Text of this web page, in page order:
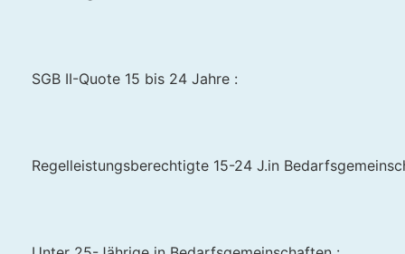
SGB II-Quote 15 bis 24 Jahre :
Regelleistungsberechtigte 15-24 J.in